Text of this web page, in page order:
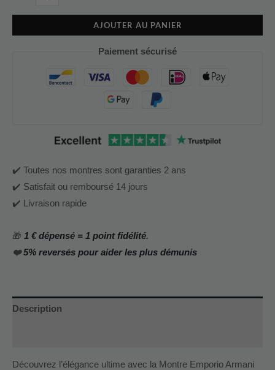
AJOUTER AU PANIER
Paiement sécurisé
✔️ Toutes nos montres sont garanties 2 ans
✔️ Satisfait ou remboursé 14 jours
✔️ Livraison rapide
🎁 1 € dépensé = 1 point fidélité.
❤️5% reversés pour aider les plus démunis
Description
Découvrez l’élégance ultime avec la Montre Emporio Armani